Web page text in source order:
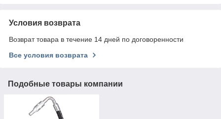
Условия возврата
Возврат товара в течение 14 дней по договоренности
Все условия возврата
Подобные товары компании